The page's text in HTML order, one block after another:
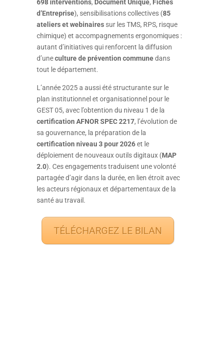
698 interventions, Document Unique, Fiches
d’Entreprise), sensibilisations collectives (85
ateliers et webinairessur les TMS, RPS, risque
chimique) et accompagnements ergonomiques :
autant d’initiatives qui renforcent la diffusion
d’uneculture de prévention communedans
tout le département.
L’année 2025 a aussi été structurante sur le
plan institutionnel et organisationnel pour le
GEST 05, avec l’obtention du niveau 1 de la
certification AFNOR SPEC 2217, l’évolution de
sa gouvernance, la préparation de la
certification niveau 3 pour 2026et le
déploiement de nouveaux outils digitaux (MAP
2.0). Ces engagements traduisent une volonté
partagée d’agir dans la durée, en lien étroit avec
les acteurs régionaux et départementaux de la
santé au travail.
TÉLÉCHARGEZ LE BILAN